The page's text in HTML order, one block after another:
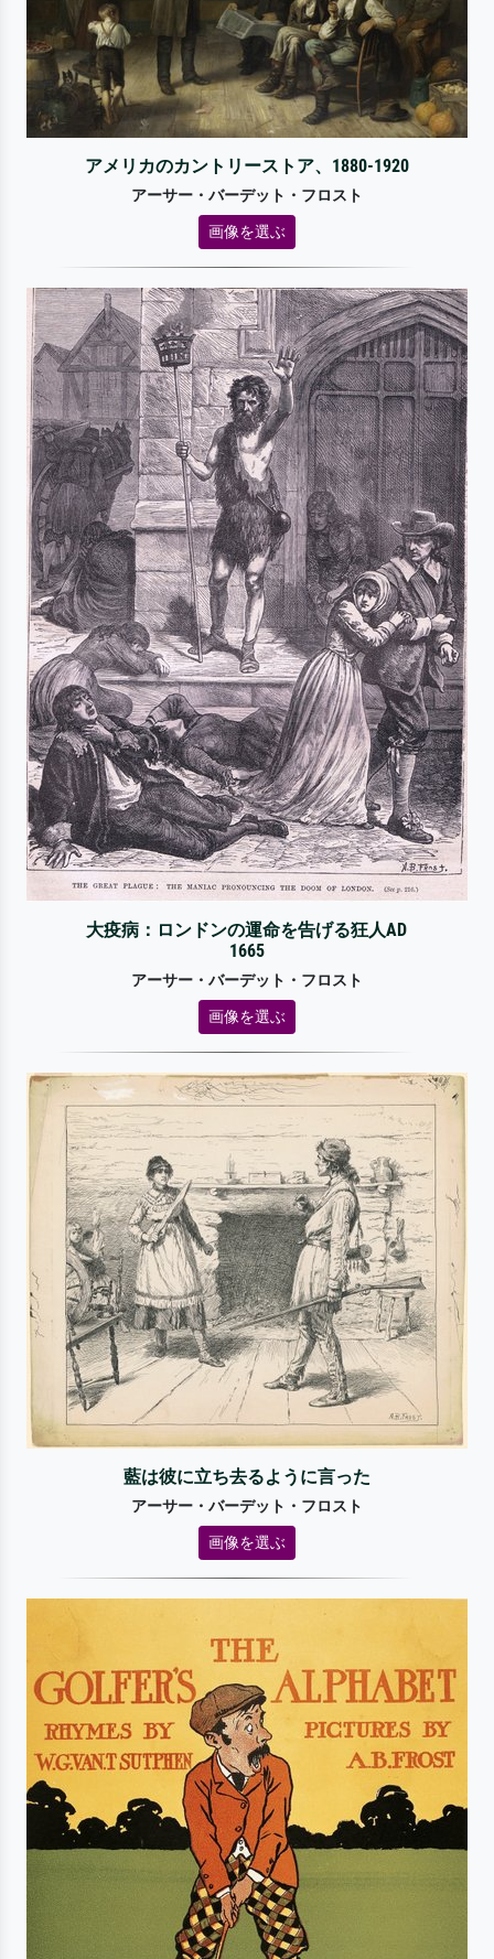
アメリカのカントリーストア、1880-1920
アーサー・バーデット・フロスト
画像を選ぶ
大疫病：ロンドンの運命を告げる狂人AD
1665
アーサー・バーデット・フロスト
画像を選ぶ
藍は彼に立ち去るように言った
アーサー・バーデット・フロスト
画像を選ぶ